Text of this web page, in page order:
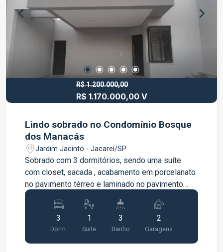
R$ 1.200.000,00
R$ 1.170.000,00 V
Lindo sobrado no Condomínio Bosque
dos Manacás
Jardim Jacinto - Jacareí/SP
Sobrado com 3 dormitórios, sendo uma suíte
com closet, sacada , acabamento em porcelanato
no pavimento térreo e laminado no pavimento
superior. Sala ampla para 3 ambientes, teto
rebaixado em gesso com iluminação, cozinha
integrada estilo americano, espaço gourmet ,
quintal . Condomínio com lazer completo com
piscina adulto e infantil, quadra poli esportiva ,
3
Dorm.
1
Suite
3
Banho
2
Garagens